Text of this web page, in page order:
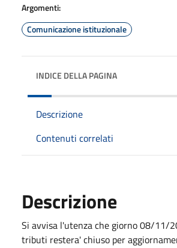
Argomenti:
Comunicazione istituzionale
INDICE DELLA PAGINA
Descrizione
Contenuti correlati
Descrizione
Si avvisa l'utenza che giorno 08/11/
tributi restera' chiuso per